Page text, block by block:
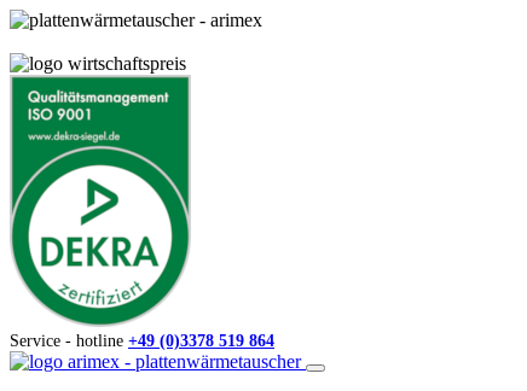
Service - hotline +49 (0)3378 519 864